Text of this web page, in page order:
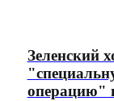
Зеленский
операцию"